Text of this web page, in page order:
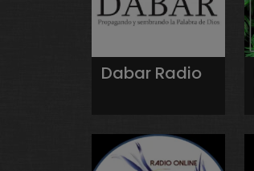
Dabar Radio